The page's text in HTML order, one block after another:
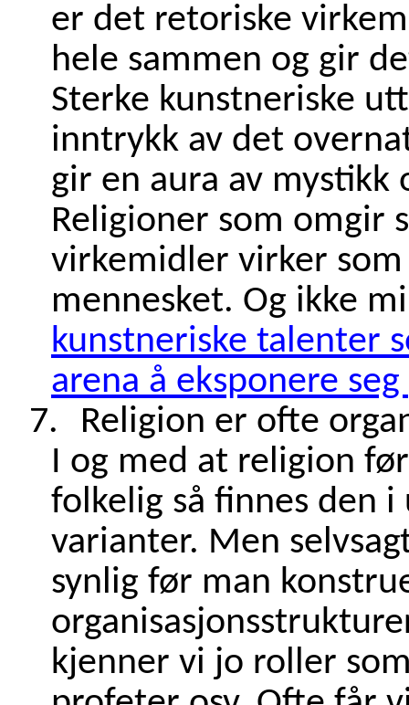
er det retoriske
hele sammen og gir
Sterke kunstneriske
inntrykk av det
gir en aura av
Religioner som omgir
virkemidler virker
mennesket. Og ikke
kunstneriske talenter
arena å eksponere seg
7.
Religion er ofte
I og med at religion
folkelig så finnes den
varianter. Men
synlig før man
kjenner vi jo roller